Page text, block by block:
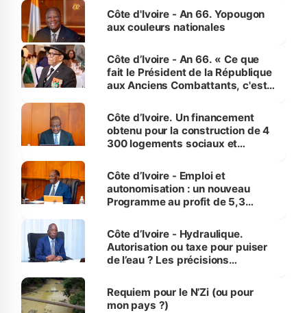
Côte d'Ivoire - An 66. Yopougon
aux couleurs nationales
Côte d’Ivoire - An 66. « Ce que
fait le Président de la République
aux Anciens Combattants, c'est
Côte d’Ivoire. Un financement
obtenu pour la construction de 4
300 logements sociaux et
et Yamoussoukro
Côte d’Ivoire - Emploi et
autonomisation : un nouveau
Programme au profit de 5,3
Côte d’Ivoire - Hydraulique.
Autorisation ou taxe pour puiser
de l’eau ? Les précisions
Requiem pour le N’Zi (ou pour
mon pays ?)